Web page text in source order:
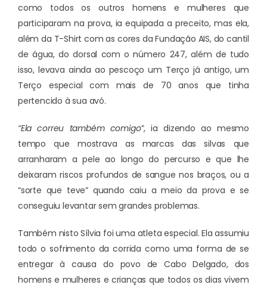
como todos os outros homens e mulheres que
participaram na prova, ia equipada a preceito, mas ela,
além da T-Shirt com as cores da Fundação AIS, do cantil
de água, do dorsal com o número 247, além de tudo
isso, levava ainda ao pescoço um Terço já antigo, um
Terço especial com mais de 70 anos que tinha
pertencido à sua avó.
“Ela correu também comigo”, ia dizendo ao mesmo
tempo que mostrava as marcas das silvas que
arranharam a pele ao longo do percurso e que lhe
deixaram riscos profundos de sangue nos braços, ou a
“sorte que teve” quando caiu a meio da prova e se
conseguiu levantar sem grandes problemas.
Também nisto Sílvia foi uma atleta especial. Ela assumiu
todo o sofrimento da corrida como uma forma de se
entregar à causa do povo de Cabo Delgado, dos
homens e mulheres e crianças que todos os dias vivem